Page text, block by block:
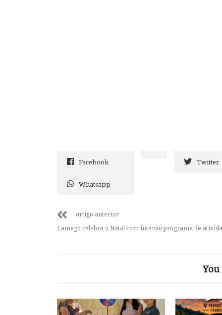
Facebook Twitter
Whatsapp
artigo anterior
Lamego celebra o Natal com intenso programa de